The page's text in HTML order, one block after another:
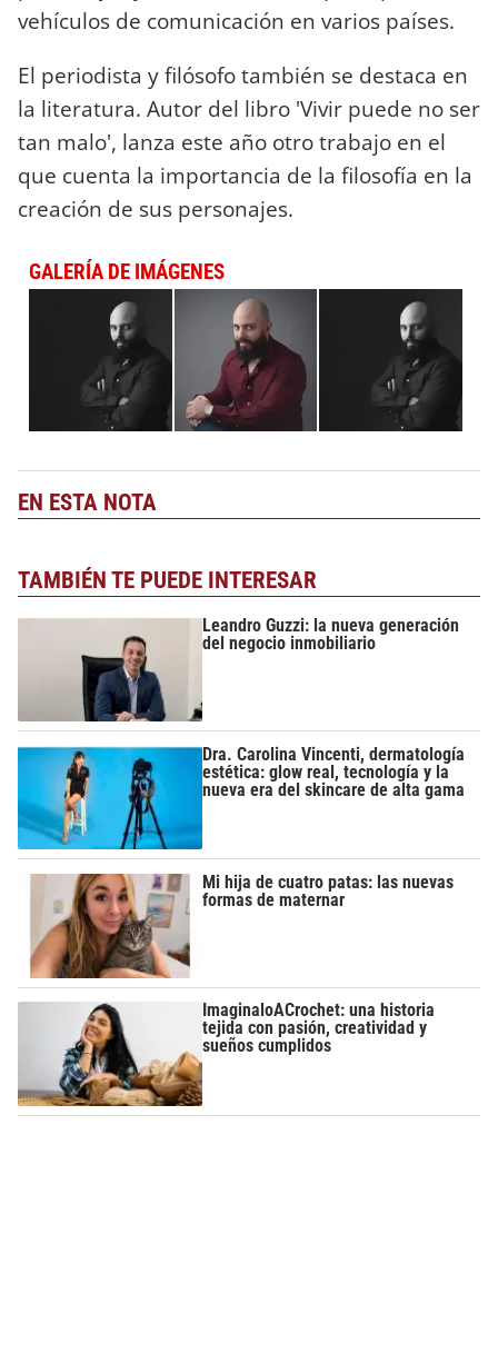
vehículos de comunicación en varios países.
El periodista y filósofo también se destaca en
la literatura. Autor del libro 'Vivir puede no ser
tan malo', lanza este año otro trabajo en el
que cuenta la importancia de la filosofía en la
creación de sus personajes.
GALERÍA DE IMÁGENES
EN ESTA NOTA
TAMBIÉN TE PUEDE INTERESAR
Leandro Guzzi: la nueva generación
del negocio inmobiliario
Dra. Carolina Vincenti, dermatología
estética: glow real, tecnología y la
nueva era del skincare de alta gama
Mi hija de cuatro patas: las nuevas
formas de maternar
ImaginaloACrochet: una historia
tejida con pasión, creatividad y
sueños cumplidos